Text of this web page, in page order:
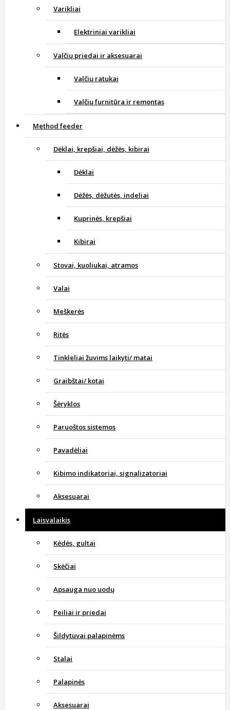
Varikliai
Elektriniai varikliai
Valčių priedai ir aksesuarai
Valčių ratukai
Valčių furnitūra ir remontas
Method feeder
Dėklai, krepšiai, dėžės, kibirai
Dėklai
Dėžės, dėžutės, indeliai
Kuprinės, krepšiai
Kibirai
Stovai, kuoliukai, atramos
Valai
Meškerės
Ritės
Tinkleliai žuvims laikyti/ matai
Graibštai/ kotai
Šėryklos
Paruoštos sistemos
Pavadėliai
Kibimo indikatoriai, signalizatoriai
Aksesuarai
Laisvalaikis
Kėdės, gultai
Skėčiai
Apsauga nuo uodų
Peiliai ir priedai
Šildytuvai palapinėms
Stalai
Palapinės
Aksesuarai